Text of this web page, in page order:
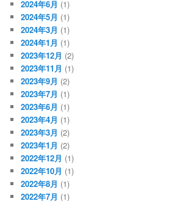
2024年6月 (1)
2024年5月 (1)
2024年3月 (1)
2024年1月 (1)
2023年12月 (2)
2023年11月 (1)
2023年9月 (2)
2023年7月 (1)
2023年6月 (1)
2023年4月 (1)
2023年3月 (2)
2023年1月 (2)
2022年12月 (1)
2022年10月 (1)
2022年8月 (1)
2022年7月 (1)